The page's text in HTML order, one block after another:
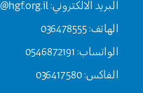
البريد الالكتروني:
الهاتف: 036478555
الواتساب: 0546872191
الفاكس: 036417580